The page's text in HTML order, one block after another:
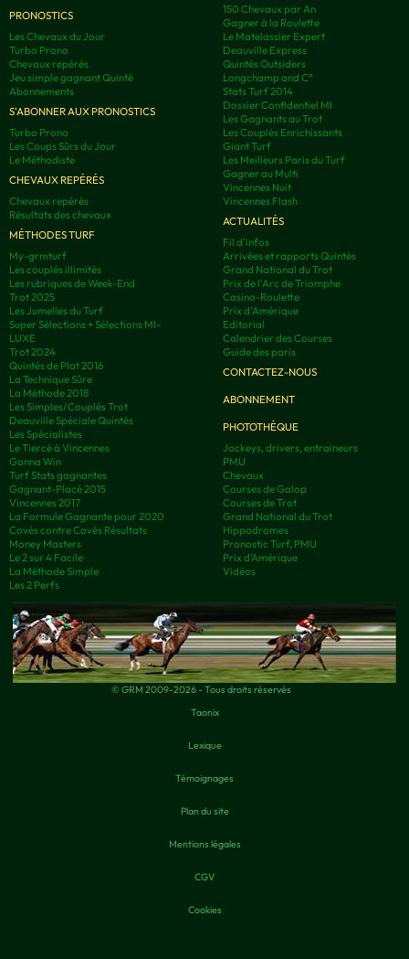
PRONOSTICS
Les Chevaux du Jour
Turbo Prono
Chevaux repérés
Jeu simple gagnant Quinté
Abonnements
S'ABONNER AUX PRONOSTICS
Turbo Prono
Les Coups Sûrs du Jour
Le Méthodiste
CHEVAUX REPÉRÉS
Chevaux repérés
Résultats des chevaux
MÉTHODES TURF
My-grmturf
Les couplés illimités
Les rubriques de Week-End
Trot 2025
Les Jumelles du Turf
Super Sélections + Sélections MI-
LUXE
Trot 2024
Quintés de Plat 2016
La Technique Sûre
La Méthode 2018
Les Simples/Couplés Trot
Deauville Spéciale Quintés
Les Spécialistes
Le Tiercé à Vincennes
Gonna Win
Turf Stats gagnantes
Gagnant-Placé 2015
Vincennes 2017
La Formule Gagnante pour 2020
Covès contre Covès Résultats
Money Masters
Le 2 sur 4 Facile
La Méthode Simple
Les 2 Perfs
150 Chevaux par An
Gagner à la Roulette
Le Matelassier Expert
Deauville Express
Quintés Outsiders
Longchamp and C°
Stats Turf 2014
Dossier Confidentiel MI
Les Gagnants au Trot
Les Couplés Enrichissants
Giant Turf
Les Meilleurs Paris du Turf
Gagner au Multi
Vincennes Nuit
Vincennes Flash
ACTUALITÉS
Fil d'infos
Arrivées et rapports Quintés
Grand National du Trot
Prix de l'Arc de Triomphe
Casino-Roulette
Prix d'Amérique
Editorial
Calendrier des Courses
Guide des paris
CONTACTEZ-NOUS
ABONNEMENT
PHOTOTHÈQUE
Jockeys, drivers, entraineurs
PMU
Chevaux
Courses de Galop
Courses de Trot
Grand National du Trot
Hippodromes
Pronostic Turf, PMU
Prix d’Amérique
Vidéos
© GRM 2009-2026 - Tous droits réservés
Taonix
Lexique
Témoignages
Plan du site
Mentions légales
CGV
Cookies